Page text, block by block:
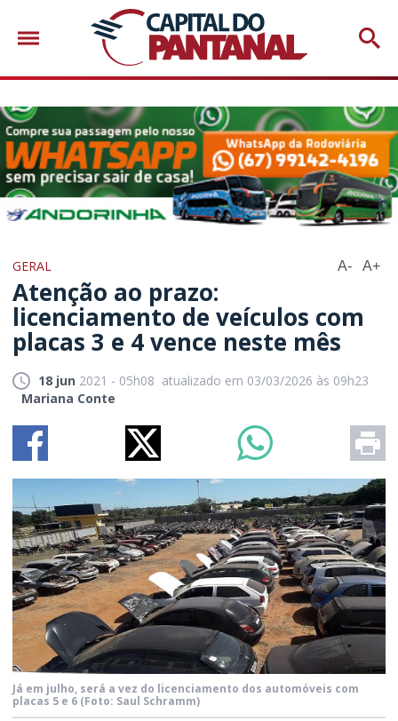
GERAL A- A+
Atenção ao prazo:
licenciamento de veículos com
placas 3 e 4 vence neste mês
18 jun 2021 - 05h08 atualizado em 03/03/2026 às 09h23
Mariana Conte
Já em julho, será a vez do licenciamento dos automóveis com
placas 5 e 6 (Foto: Saul Schramm)